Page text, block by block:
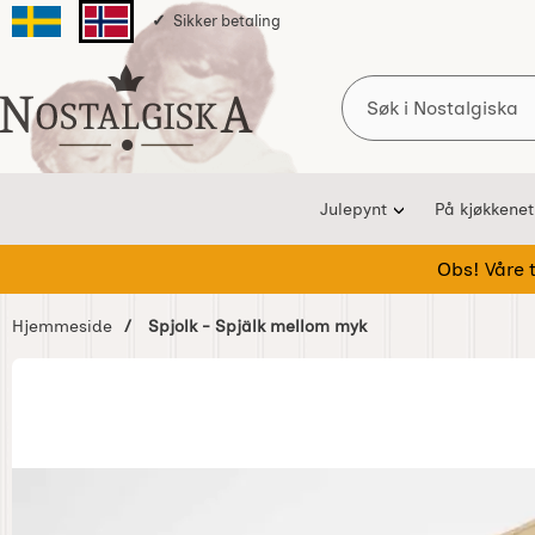
Svenska sidanNorska sidan
Sikker betaling
Startsiden for Nostalgiska
Søk
Julepynt På kjøkkenet
Obs! Våre
Hjemmeside Spjolk - Spjälk mellom myk